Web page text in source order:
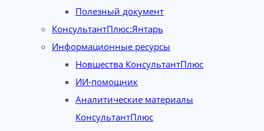
Полезный документ
КонсультантПлюс:Янтарь
Информационные ресурсы
Новшества КонсультантПлюс
ИИ-помощник
Аналитические материалы
КонсультантПлюс